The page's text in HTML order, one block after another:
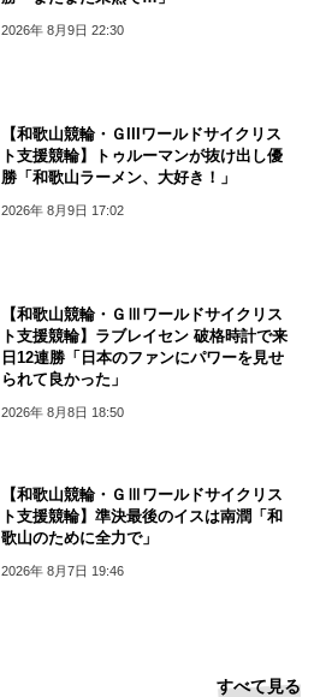
2026年 8月9日 22:30
【和歌山競輪・ＧIIIワールドサイクリス
ト支援競輪】トゥルーマンが抜け出し優
勝「和歌山ラーメン、大好き！」
2026年 8月9日 17:02
【和歌山競輪・ＧⅢワールドサイクリス
ト支援競輪】ラブレイセン 破格時計で来
日12連勝「日本のファンにパワーを見せ
られて良かった」
2026年 8月8日 18:50
【和歌山競輪・ＧⅢワールドサイクリス
ト支援競輪】準決最後のイスは南潤「和
歌山のために全力で」
2026年 8月7日 19:46
すべて見る